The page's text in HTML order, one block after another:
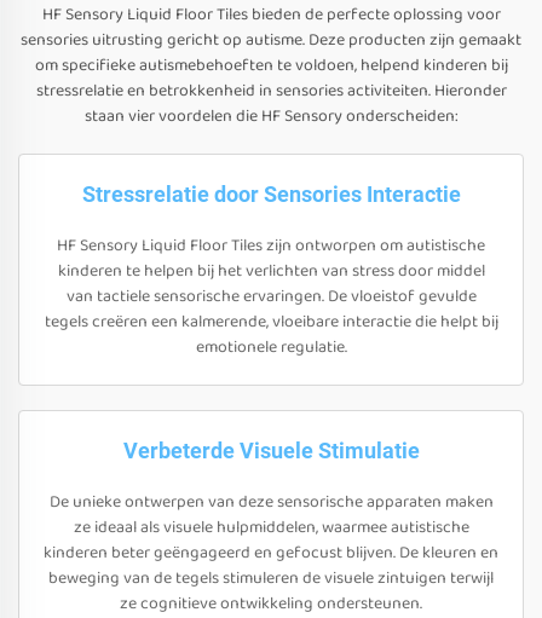
HF Sensory Liquid Floor Tiles bieden de perfecte oplossing voor
sensories uitrusting gericht op autisme. Deze producten zijn gemaakt
om specifieke autismebehoeften te voldoen, helpend kinderen bij
stressrelatie en betrokkenheid in sensories activiteiten. Hieronder
staan vier voordelen die HF Sensory onderscheiden:
Stressrelatie door Sensories Interactie
HF Sensory Liquid Floor Tiles zijn ontworpen om autistische
kinderen te helpen bij het verlichten van stress door middel
van tactiele sensorische ervaringen. De vloeistof gevulde
tegels creëren een kalmerende, vloeibare interactie die helpt bij
emotionele regulatie.
Verbeterde Visuele Stimulatie
De unieke ontwerpen van deze sensorische apparaten maken
ze ideaal als visuele hulpmiddelen, waarmee autistische
kinderen beter geëngageerd en gefocust blijven. De kleuren en
beweging van de tegels stimuleren de visuele zintuigen terwijl
ze cognitieve ontwikkeling ondersteunen.